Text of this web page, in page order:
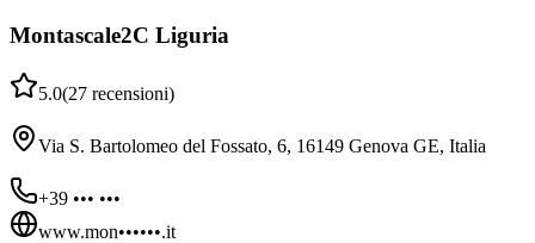
Montascale2C Liguria
5.0(27 recensioni)
Via S. Bartolomeo del Fossato, 6, 16149 Genova GE, Italia
+39 ••• •••
www.mon••••••.it